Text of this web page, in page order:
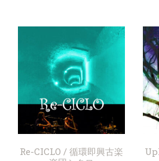
Re-CICLO / 循環即興古楽